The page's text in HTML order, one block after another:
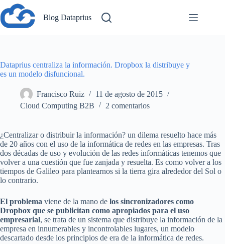
Saltar
al
contenido
Blog Dataprius
Dataprius centraliza la información. Dropbox la distribuye y
es un modelo disfuncional.
Francisco Ruiz
11 de agosto de 2015
Cloud Computing B2B
2 comentarios
¿Centralizar o distribuir la información? un dilema resuelto hace más
de 20 años con el uso de la informática de redes en las empresas. Tras
dos décadas de uso y evolución de las redes informáticas tenemos que
volver a una cuestión que fue zanjada y resuelta. Es como volver a los
tiempos de Galileo para plantearnos si la tierra gira alrededor del Sol o
lo contrario.
El problema viene de la mano de los sincronizadores como
Dropbox que se publicitan como apropiados para el uso
empresarial, se trata de un sistema que distribuye la información de la
empresa en innumerables y incontrolables lugares, un modelo
descartado desde los principios de era de la informática de redes.